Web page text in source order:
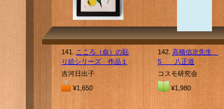
141.
こころ（命）の貼
り絵シリーズ 作品１
吉河日出子
¥1,650
142. 高橋信次先生
5 八正道
コスモ研究会
¥1,980